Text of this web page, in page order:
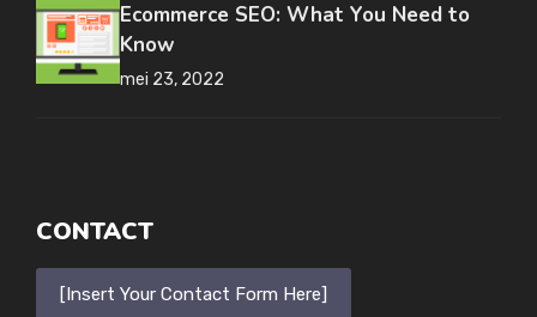
Ecommerce SEO: What You Need to
Know
mei 23, 2022
CONTACT
[Insert Your Contact Form Here]